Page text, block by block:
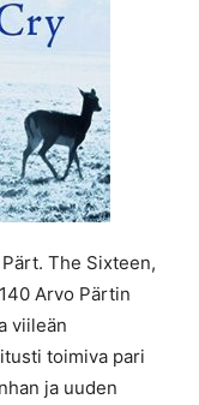
Pärt. The Sixteen,
Arvo Pärtin
viileän
toimiva pari
ja uuden